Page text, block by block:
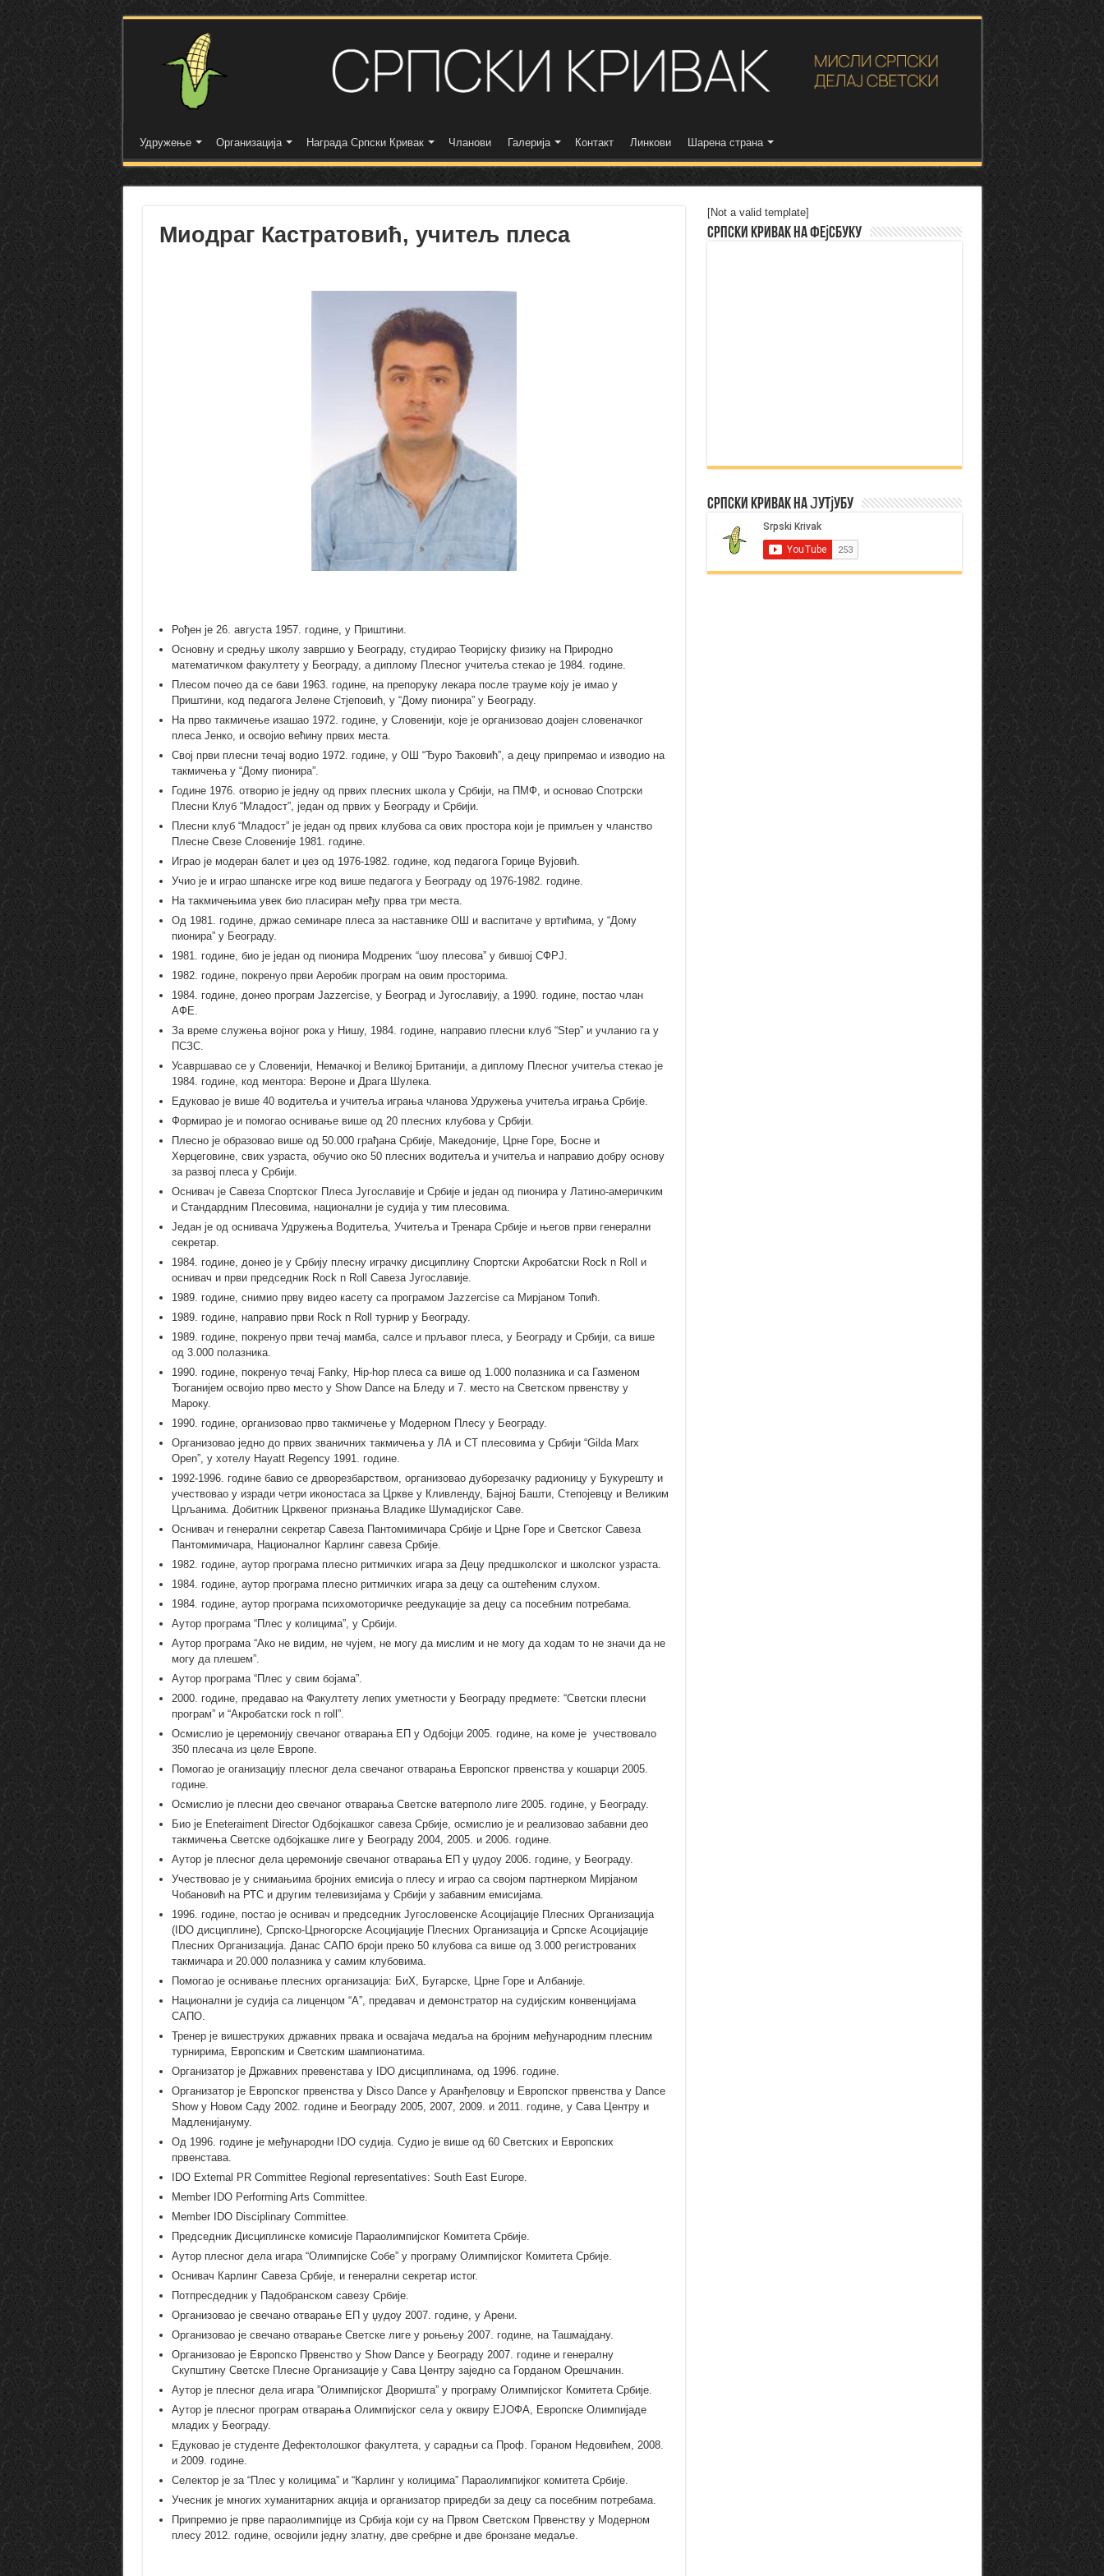
Удружење Организација Награда Српски Кривак Чланови Галерија Контакт Линкови Шарена страна
Миодраг Кастратовић, учитељ плеса
Рођен је 26. августа 1957. године, у Приштини.
Основну и средњу школу завршио у Београду, студирао Теоријску физику на Природно
математичком факултету у Београду, а диплому Плесног учитеља стекао је 1984. године.
Плесом почео да се бави 1963. године, на препоруку лекара после трауме коју је имао у
Приштини, код педагога Јелене Стјеповић, у “Дому пионира” у Београду.
На прво такмичење изашао 1972. године, у Словенији, које је организовао доајен словеначког
плеса Јенко, и освојио већину првих места.
Свој први плесни течај водио 1972. године, у ОШ “Ђуро Ђаковић”, а децу припремао и изводио на
такмичења у “Дому пионира”.
Године 1976. отворио је једну од првих плесних школа у Србији, на ПМФ, и основао Спотрски
Плесни Клуб “Младост”, један од првих у Београду и Србији.
Плесни клуб “Младост” је један од првих клубова са ових простора који је примљен у чланство
Плесне Свезе Словеније 1981. године.
Играо је модеран балет и џез од 1976-1982. године, код педагога Горице Вујовић.
Учио је и играо шпанске игре код више педагога у Београду од 1976-1982. године.
На такмичењима увек био пласиран међу прва три места.
Од 1981. године, држао семинаре плеса за наставнике ОШ и васпитаче у вртићима, у “Дому
пионира” у Београду.
1981. године, био је један од пионира Модрених “шоу плесова” у бившој СФРЈ.
1982. године, покренуо први Аеробик програм на овим просторима.
1984. године, донео програм Jazzercise, у Београд и Југославију, а 1990. године, постао члан
АФЕ.
За време служења војног рока у Нишу, 1984. године, направио плесни клуб “Step” и учланио га у
ПСЗС.
Усавршавао се у Словенији, Немачкој и Великој Британији, а диплому Плесног учитеља стекао је
1984. године, код ментора: Вероне и Драга Шулека.
Едуковао је више 40 водитеља и учитеља играња чланова Удружења учитеља играња Србије.
Формирао је и помогао оснивање више од 20 плесних клубова у Србији.
Плесно је образовао више од 50.000 грађана Србије, Македоније, Црне Горе, Босне и
Херцеговине, свих узраста, обучио око 50 плесних водитеља и учитеља и направио добру основу
за развој плеса у Србији.
Оснивач је Савеза Спортског Плеса Југославије и Србије и један од пионира у Латино-америчким
и Стандардним Плесовима, национални је судија у тим плесовима.
Један је од оснивача Удружења Водитеља, Учитеља и Тренара Србије и његов први генерални
секретар.
1984. године, донео је у Србију плесну играчку дисциплину Спортски Акробатски Rock n Roll и
оснивач и први председник Rock n Roll Савеза Југославије.
1989. године, снимио прву видео касету са програмом Jazzercise са Мирјаном Топић.
1989. године, направио први Rock n Roll турнир у Београду.
1989. године, покренуо први течај мамба, салсе и прљавог плеса, у Београду и Србији, са више
од 3.000 полазника.
1990. године, покренуо течај Fanky, Hip-hop плеса са више од 1.000 полазника и са Газменом
Ђоганијем освојио прво место у Show Dance на Бледу и 7. место на Светском првенству у
Мароку.
1990. године, организовао прво такмичење у Модерном Плесу у Београду.
Организовао једно до првих званичних такмичења у ЛА и СТ плесовима у Србији “Gilda Marx
Open”, у хотелу Hayatt Regency 1991. године.
1992-1996. године бавио се дрворезбарством, организовао дуборезачку радионицу у Букурешту и
учествовао у изради четри иконостаса за Цркве у Кливленду, Бајној Башти, Степојевцу и Великим
Црљанима. Добитник Црквеног признања Владике Шумадијског Саве.
Оснивач и генерални секретар Савеза Пантомимичара Србије и Црне Горе и Светског Савеза
Пантомимичара, Националног Карлинг савеза Србије.
1982. године, аутор програма плесно ритмичких игара за Децу предшколског и школског узраста.
1984. године, аутор програма плесно ритмичких игара за децу са оштећеним слухом.
1984. године, аутор програма психомоторичке реедукације за децу са посебним потребама.
Аутор програма “Плес у колицима”, у Србији.
Аутор програма “Ако не видим, не чујем, не могу да мислим и не могу да ходам то не значи да не
могу да плешем”.
Аутор програма “Плес у свим бојама”.
2000. године, предавао на Факултету лепих уметности у Београду предмете: “Светски плесни
програм” и “Акробатски rock n roll”.
Осмислио је церемонију свечаног отварања ЕП у Одбојци 2005. године, на коме је учествовало
350 плесача из целе Европе.
Помогао је оганизацију плесног дела свечаног отварања Европског првенства у кошарци 2005.
године.
Осмислио је плесни део свечаног отварања Светске ватерполо лиге 2005. године, у Београду.
Био је Eneteraiment Director Одбојкашког савеза Србије, осмислио је и реализовао забавни део
такмичења Светске одбојкашке лиге у Београду 2004, 2005. и 2006. године.
Аутор је плесног дела церемоније свечаног отварања ЕП у џудоу 2006. године, у Београду.
Учествовао је у снимањима бројних емисија о плесу и играо са својом партнерком Мирјаном
Чобановић на РТС и другим телевизијама у Србији у забавним емисијама.
1996. године, постао је оснивач и председник Југословенске Асоцијације Плесних Организација
(IDO дисциплине), Српско-Црногорске Асоцијације Плесних Организација и Српске Асоцијације
Плесних Организација. Данас САПО броји преко 50 клубова са више од 3.000 регистрованих
такмичара и 20.000 полазника у самим клубовима.
Помогао је оснивање плесних организација: БиХ, Бугарске, Црне Горе и Албаније.
Национални је судија са лиценцом “А”, предавач и демонстратор на судијским конвенцијама
САПО.
Тренер је вишеструких државних првака и освајача медаља на бројним међународним плесним
турнирима, Европским и Светским шампионатима.
Организатор је Државних превенстава у IDO дисциплинама, од 1996. године.
Организатор је Европског првенства у Disco Dance у Аранђеловцу и Европског првенства у Dance
Show у Новом Саду 2002. године и Београду 2005, 2007, 2009. и 2011. године, у Сава Центру и
Мадленијануму.
Од 1996. године је међународни IDO судија. Судио је више од 60 Светских и Европских
првенстава.
IDO External PR Committee Regional representatives: South East Europe.
Member IDO Performing Arts Committee.
Member IDO Disciplinary Committee.
Председник Дисциплинске комисије Параолимпијског Комитета Србије.
Аутор плесног дела игара “Олимпијске Собе” у програму Олимпијског Комитета Србије.
Оснивач Карлинг Савеза Србије, и генерални секретар истог.
Потпресдедник у Падобранском савезу Србије.
Организовао је свечано отварање ЕП у џудоу 2007. године, у Арени.
Организовао је свечано отварање Светске лиге у роњењу 2007. године, на Ташмајдану.
Организовао је Европско Првенство у Show Dance у Београду 2007. године и генералну
Скупштину Светске Плесне Организације у Сава Центру заједно са Горданом Орешчанин.
Аутор је плесног дела игара ”Олимпијског Дворишта” у програму Олимпијског Комитета Србије.
Аутор је плесног програм отварања Олимпијског села у оквиру ЕЈОФА, Европске Олимпијаде
младих у Београду.
Едуковао је студенте Дефектолошког факултета, у сарадњи са Проф. Гораном Недовићем, 2008.
и 2009. године.
Селектор је за “Плес у колицима” и “Карлинг у колицима” Параолимпијког комитета Србије.
Учесник је многих хуманитарних акција и организатор приредби за децу са посебним потребама.
Припремио је прве параолимпијце из Србија који су на Првом Светском Првенству у Модерном
плесу 2012. године, освојили једну златну, две сребрне и две бронзане медаље.
[Not a valid template]
Српски Кривак на Фејсбуку
Српски Кривак на Јутјубу